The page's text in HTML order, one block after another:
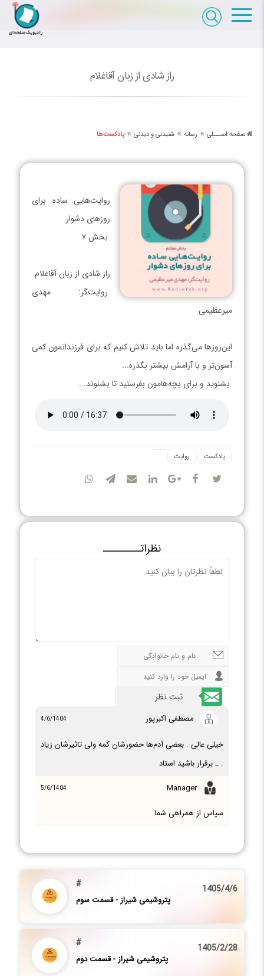
راز شادی از زبان آقاغلام
صفحه اصـــلی رسانه شنیدنی و دیدنی پادکست‌ها
روایت‌هایی ساده برای
روزهای دشوار
بخش ۷
راز شادی از زبان آقاغلام
روایت‌گر: مهدی
میرعظیمی
این‌روزها می‌گذره اما باید تلاش کنیم که برای فرزندانمون کمی
آسون‌تر و با آرامش بیشتر بگذره...
بشنوید و برای بچه‌هامون‌ بفرستید تا بشنوند...
پادکست روایت
نظراتـــــــــ
مصطفی اکبرپور 4/6/1404
خیلی عالی . بعضی آدم‌ها حضورشان کمه ولی تاثیرشان زیاد
. _ برقرار باشید استاد
Manager
5/6/1404
سپاس از همراهی شما
#
پتروشیمی شیراز - قسمت سوم
1405/4/6
#
پتروشیمی شیراز - قسمت دوم
1405/2/28